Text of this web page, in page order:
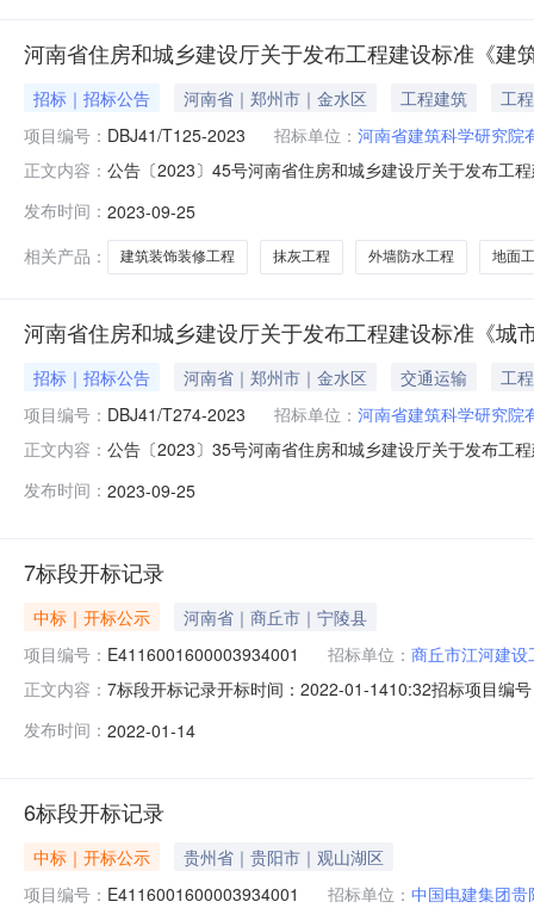
河南省住房和城乡建设厅关于发布工程建设标准《建
招标｜招标公告 河南省｜郑州市｜金水区 工程建筑
工程
项目编号： DBJ41/T125-2023 招标单位： 河南省建筑科学研究院
正文内容： 公告〔2023〕45号河南省住房和城乡建设厅关于发布工
网站（www.hnjs.gov.cn）公开，由河南省住房和城乡建
发布时间： 2023-09-25
相关产品：
建筑装饰装修工程 抹灰工程 外墙防水工程 地面
河南省住房和城乡建设厅关于发布工程建设标准《城
招标｜招标公告 河南省｜郑州市｜金水区 交通运输
工程
项目编号： DBJ41/T274-2023 招标单位： 河南省建筑科学研究院
正文内容： 公告〔2023〕35号河南省住房和城乡建设厅关于发布工
路工程质量验收标准.pdf2023年9月14日前言根据河南省
发布时间： 2023-09-25
7标段开标记录
中标｜开标公示
河南省｜商丘市｜宁陵县
项目编号： E4116001600003934001 招标单位： 商丘市江河建
正文内容： 7标段开标记录开标时间：2022-01-1410:32招标项目编
公司工期:0质量要求:null保证金金额:null;投标人名称:河
发布时间： 2022-01-14
6标段开标记录
中标｜开标公示
贵州省｜贵阳市｜观山湖区
项目编号： E4116001600003934001 招标单位： 中国电建集团